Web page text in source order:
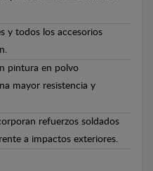
y todos los accesorios
pintura en polvo
mayor resistencia y
refuerzos soldados
a impactos exteriores.